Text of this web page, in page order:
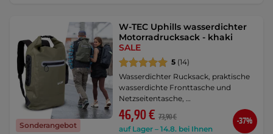
Sonderangebot
W-TEC Uphills wasserdichter
Motorradrucksack - khaki
SALE
5 (14)
Wasserdichter Rucksack, praktische
wasserdichte Fronttasche und
Netzseitentasche, …
46,90 € 73,90 €
auf Lager – 14.8. bei Ihnen
-37%